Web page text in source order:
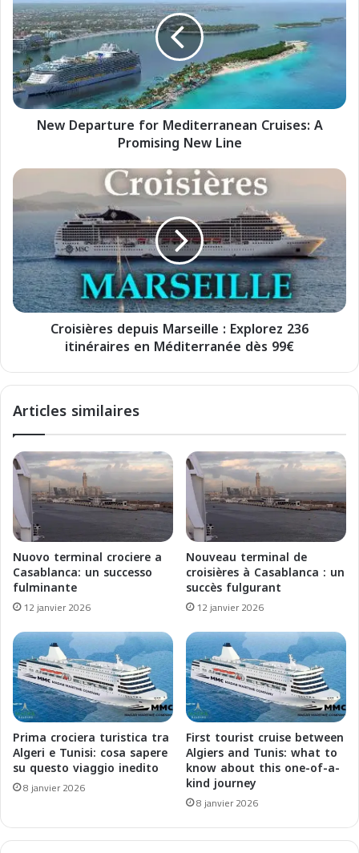
w
D
e
p
a
r
t
f
r
M
e
d
i
t
e
n
a
C
r
u
s
e
s
:
A
P
r
o
m
i
s
i
n
g
N
e
w
L
n
New Departure for Mediterranean Cruises: A
Promising New Line
C
o
s
i
è
r
e
p
i
s
a
e
i
l
e
:
E
x
p
l
o
r
e
z
2
3
6
i
Croisières depuis Marseille : Explorez 236
itinéraires en Méditerranée dès 99€
Articles similaires
Nuovo terminal crociere a
Casablanca: un successo
fulminante
12 janvier 2026
Nouveau terminal de
croisières à Casablanca : un
succès fulgurant
12 janvier 2026
Prima crociera turistica tra
Algeri e Tunisi: cosa sapere
su questo viaggio inedito
8 janvier 2026
First tourist cruise between
Algiers and Tunis: what to
know about this one-of-a-
kind journey
8 janvier 2026